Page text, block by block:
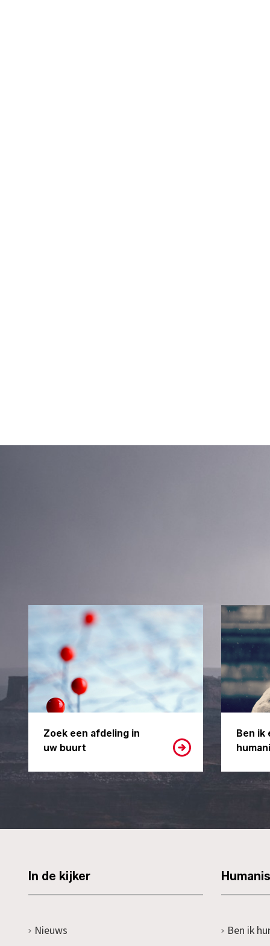
Zoek een afdeling in
uw buurt
Ben ik
In de kijker
Nieuws
Ben ik